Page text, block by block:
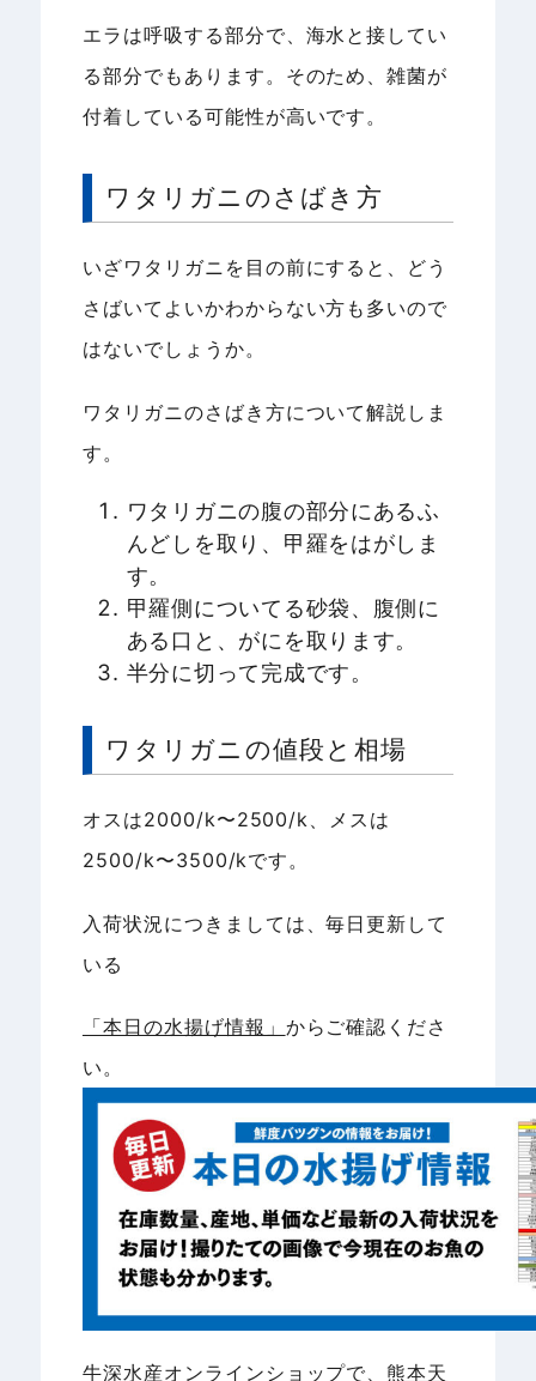
エラは呼吸する部分で、海水と接してい
る部分でもあります。そのため、雑菌が
付着している可能性が高いです。
ワタリガニのさばき方
いざワタリガニを目の前にすると、どう
さばいてよいかわからない方も多いので
はないでしょうか。
ワタリガニのさばき方について解説しま
す。
ワタリガニの腹の部分にあるふ
んどしを取り、甲羅をはがしま
す。
甲羅側についてる砂袋、腹側に
ある口と、がにを取ります。
半分に切って完成です。
ワタリガニの値段と相場
オスは2000/k〜2500/k、メスは
2500/k〜3500/kです。
入荷状況につきましては、毎日更新して
いる
「本日の水揚げ情報」 からご確認くださ
い。
牛深水産オンラインショップで、 熊本天